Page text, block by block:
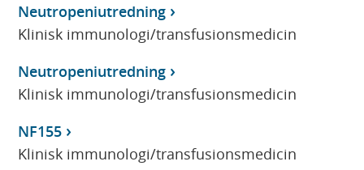
Neutropeniutredning
Klinisk immunologi/transfusionsmedicin
Neutropeniutredning
Klinisk immunologi/transfusionsmedicin
NF155
Klinisk immunologi/transfusionsmedicin